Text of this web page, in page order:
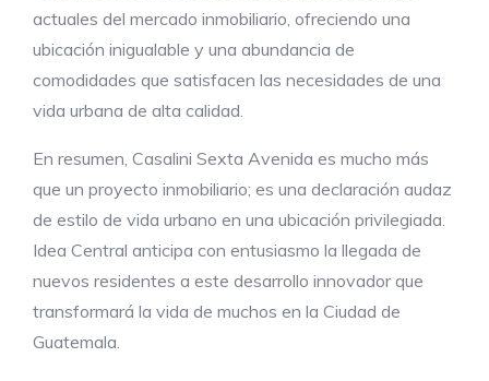
actuales del mercado inmobiliario, ofreciendo una
ubicación inigualable y una abundancia de
comodidades que satisfacen las necesidades de una
vida urbana de alta calidad.
En resumen, Casalini Sexta Avenida es mucho más
que un proyecto inmobiliario; es una declaración audaz
de estilo de vida urbano en una ubicación privilegiada.
Idea Central anticipa con entusiasmo la llegada de
nuevos residentes a este desarrollo innovador que
transformará la vida de muchos en la Ciudad de
Guatemala.